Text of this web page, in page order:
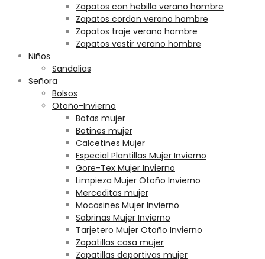
Zapatos con hebilla verano hombre
Zapatos cordon verano hombre
Zapatos traje verano hombre
Zapatos vestir verano hombre
Niños
Sandalias
Señora
Bolsos
Otoño-Invierno
Botas mujer
Botines mujer
Calcetines Mujer
Especial Plantillas Mujer Invierno
Gore-Tex Mujer Invierno
Limpieza Mujer Otoño Invierno
Merceditas mujer
Mocasines Mujer Invierno
Sabrinas Mujer Invierno
Tarjetero Mujer Otoño Invierno
Zapatillas casa mujer
Zapatillas deportivas mujer